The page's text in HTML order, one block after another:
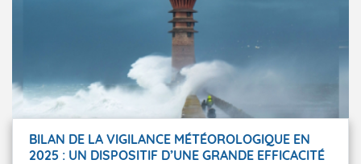
sur une page dédiée du site Internet de Météo-France.
BILAN DE LA VIGILANCE MÉTÉOROLOGIQUE EN
2025 : UN DISPOSITIF D’UNE GRANDE EFFICACITÉ